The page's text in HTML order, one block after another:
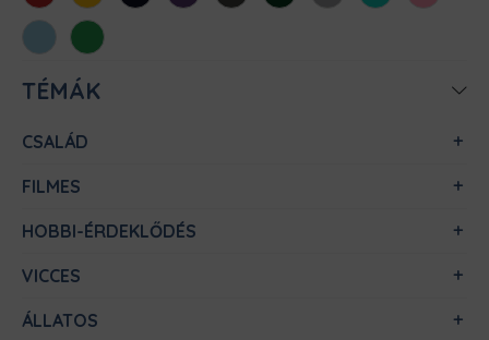
rózsaszín
Világoskék
Zöld
TÉMÁK
CSALÁD
FILMES
HOBBI-ÉRDEKLŐDÉS
VICCES
ÁLLATOS